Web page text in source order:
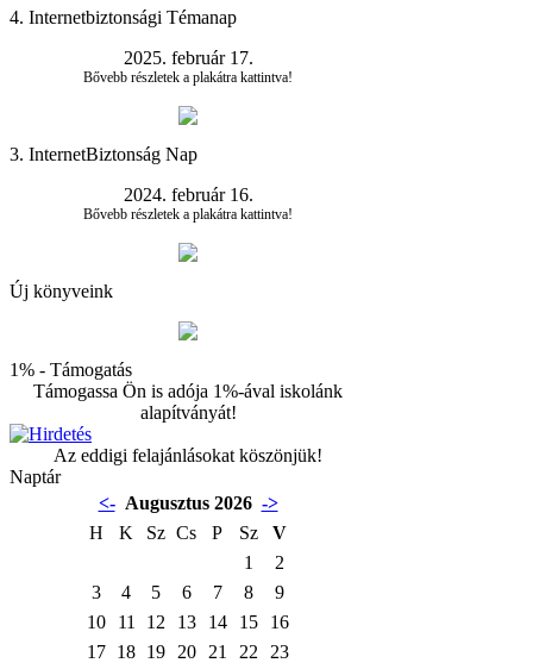
4. Internetbiztonsági Témanap
2025. február 17.
Bővebb részletek a plakátra kattintva!
3. InternetBiztonság Nap
2024. február 16.
Bővebb részletek a plakátra kattintva!
Új könyveink
1% - Támogatás
Támogassa Ön is adója 1%-ával iskolánk
alapítványát!
Az eddigi felajánlásokat köszönjük!
Naptár
<- Augusztus 2026 ->
H
K Sz Cs P Sz
V
1
2
3
4 5 6 7 8
9
10
11 12 13 14 15
16
17 18 19 20 21 22
23